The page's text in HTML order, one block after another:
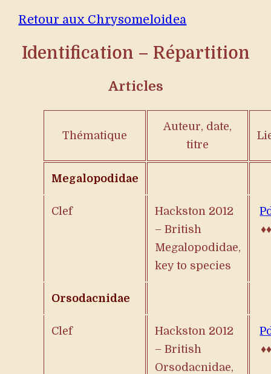
Retour aux Chrysomeloidea
Identification – Répartition
Articles
Thématique
Auteur, date,
titre
Megalopodidae
Clef
Hackston 2012
– British
Megalopodidae,
key to species
Orsodacnidae
Clef
Hackston 2012
– British
Orsodacnidae,